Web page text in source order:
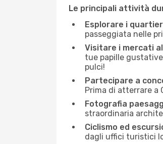
Le principali attività
Esplorare i
passeggiata nelle
Visitare i mercati
tue papille
pulci!
Partecipare a
Prima di atterrare a
Fotografia
straordinaria
Ciclismo ed
dagli uffici turistici